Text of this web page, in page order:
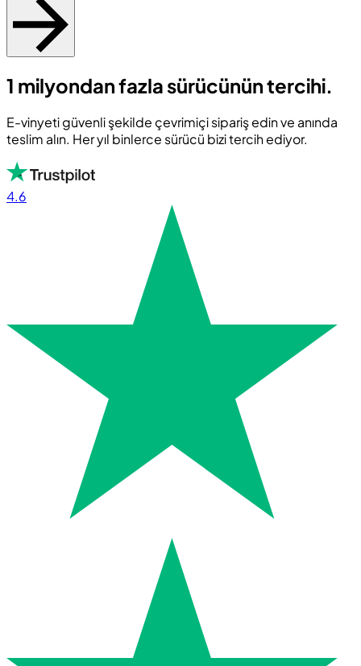
1 milyondan fazla sürücünün tercihi.
E-vinyeti güvenli şekilde çevrimiçi sipariş edin ve anında
teslim alın. Her yıl binlerce sürücü bizi tercih ediyor.
4.6